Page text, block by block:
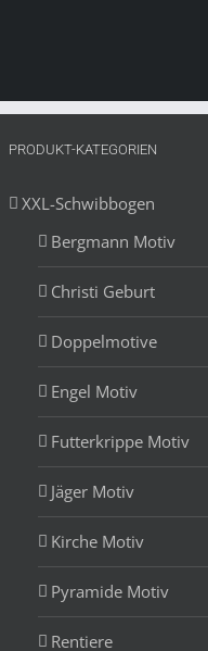
PRODUKT-KATEGORIEN
XXL-Schwibbogen
Bergmann Motiv
Christi Geburt
Doppelmotive
Engel Motiv
Futterkrippe Motiv
Jäger Motiv
Kirche Motiv
Pyramide Motiv
Rentiere